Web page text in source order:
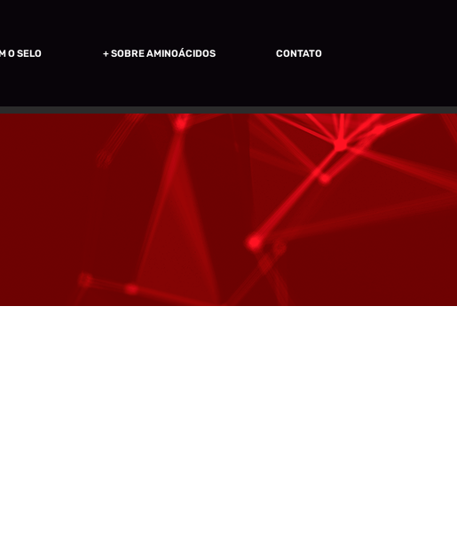
O SELO + SOBRE AMINOÁCIDOS CONTATO